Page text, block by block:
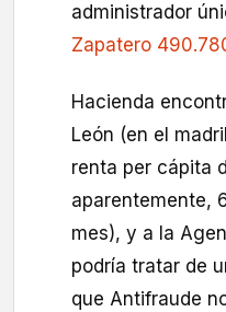
administrador
Zapatero
Hacienda
León (en el
renta per cápita
aparentemente,
mes), y a la
podría tratar de
que Antifraude